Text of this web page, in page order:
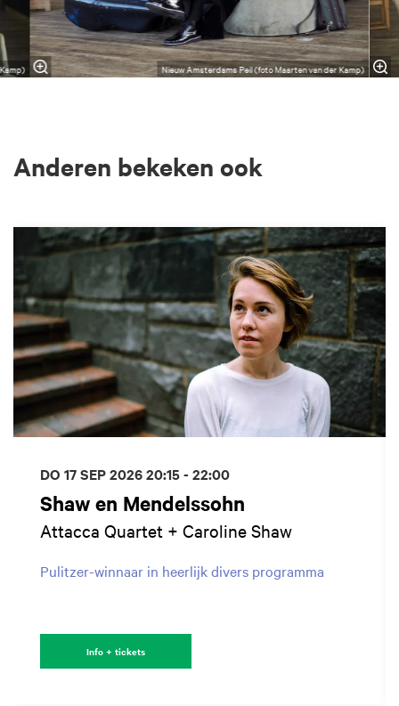
Nieuw Amsterdams Peil (foto Maarten van der Kamp)
Anderen bekeken ook
Shaw en Mendelssohn
Attacca Quartet + Caroline Shaw
Pulitzer-winnaar in heerlijk divers programma
DO 17 SEP 202620:15 - 22:00
Info + tickets